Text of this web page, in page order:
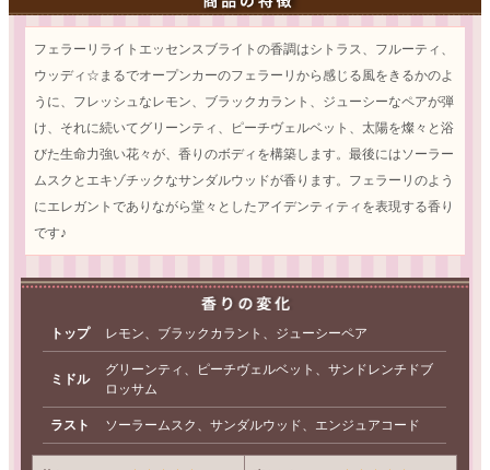
フェラーリライトエッセンスブライトの香調はシトラス、フルーティ、
ウッディ☆まるでオープンカーのフェラーリから感じる風をきるかのよ
うに、フレッシュなレモン、ブラックカラント、ジューシーなペアが弾
け、それに続いてグリーンティ、ピーチヴェルベット、太陽を燦々と浴
びた生命力強い花々が、香りのボディを構築します。最後にはソーラー
ムスクとエキゾチックなサンダルウッドが香ります。フェラーリのよう
にエレガントでありながら堂々としたアイデンティティを表現する香り
です♪
トップ レモン、ブラックカラント、ジューシーペア
ミドル
グリーンティ、ピーチヴェルベット、サンドレンチドブ
ロッサム
ラスト ソーラームスク、サンダルウッド、エンジュアコード